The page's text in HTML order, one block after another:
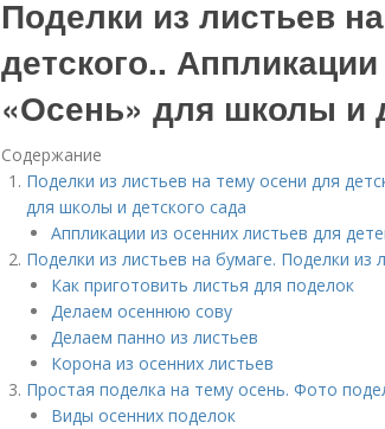
Поделки из листьев
детского..
«Осень» для школы и
Содержание
Поделки из листьев на тему осени для
для школы и детского сада
Аппликации из осенних листьев для
Поделки из листьев на бумаге. Поделки из
Как приготовить листья для поделок
Делаем осеннюю сову
Делаем панно из листьев
Корона из осенних листьев
Простая поделка на тему осень. Фото
Виды осенних поделок